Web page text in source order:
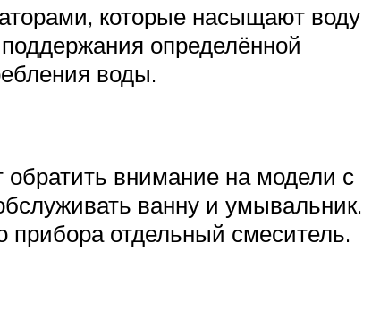
которые насыщают воду
определённой
воды.
обратить внимание на модели с
ванну и умывальник.
прибора отдельный смеситель.